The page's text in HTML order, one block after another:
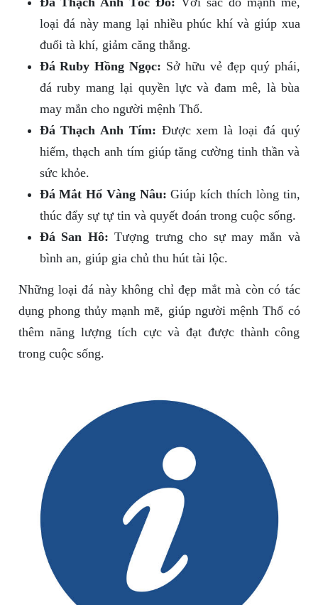
loại đá này mang lại nhiều phúc khí và giúp xua
đuổi tà khí, giảm căng thẳng.
Đá Ruby Hồng Ngọc: Sở hữu vẻ đẹp quý phái,
đá ruby mang lại quyền lực và đam mê, là bùa
may mắn cho người mệnh Thổ.
Đá Thạch Anh Tím: Được xem là loại đá quý
hiếm, thạch anh tím giúp tăng cường tinh thần và
sức khỏe.
Đá Mắt Hổ Vàng Nâu: Giúp kích thích lòng tin,
thúc đẩy sự tự tin và quyết đoán trong cuộc sống.
Đá San Hô: Tượng trưng cho sự may mắn và
bình an, giúp gia chủ thu hút tài lộc.
Những loại đá này không chỉ đẹp mắt mà còn có tác
dụng phong thủy mạnh mẽ, giúp người mệnh Thổ có
thêm năng lượng tích cực và đạt được thành công
trong cuộc sống.